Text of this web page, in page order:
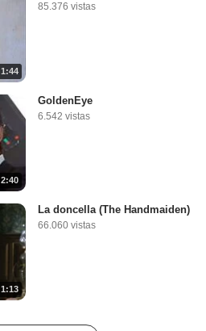
1:44
85.376 vistas
2:40
GoldenEye
6.542 vistas
1:13
La doncella (The Handmaiden)
66.060 vistas